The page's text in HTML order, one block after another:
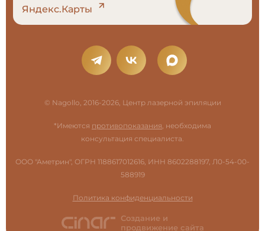
© Nagollo, 2016-2026, Центр лазерной эпиляции
*Имеются противопоказания, необходима
консультация специалиста.
ООО "Аметрин", ОГРН 1188617012616, ИНН 8602288197, Л0-54-00-
588919
Политика конфиденциальности
Создание и
продвижение сайта
Яндекс.Карты